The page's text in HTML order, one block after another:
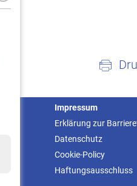
Impressum
Erklärung zur
Datenschutz
Cookie-Policy
Haftungsausschluss